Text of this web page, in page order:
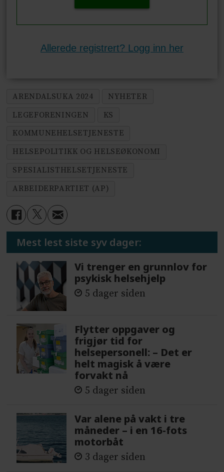
Allerede registrert? Logg inn her
ARENDALSUKA 2024
NYHETER
LEGEFORENINGEN
KS
KOMMUNEHELSETJENESTE
HELSEPOLITIKK OG HELSEØKONOMI
SPESIALISTHELSETJENESTE
ARBEIDERPARTIET (AP)
Mest lest siste syv dager:
Vi trenger en grunnlov for
psykisk helsehjelp
5 dager siden
Flytter oppgaver og
frigjør tid for
helsepersonell: – Det er
helt magisk å være
forvakt nå
5 dager siden
Var alene på vakt i tre
måneder – i en 16-fots
motorbåt
3 dager siden